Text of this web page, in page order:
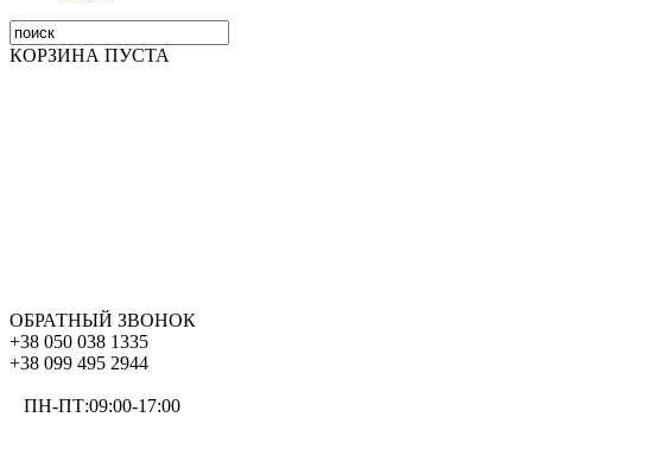
КОРЗИНА ПУСТА
ОБРАТНЫЙ ЗВОНОК
+38 050 038 1335
+38 099 495 2944
ПН-ПТ:09:00-17:00